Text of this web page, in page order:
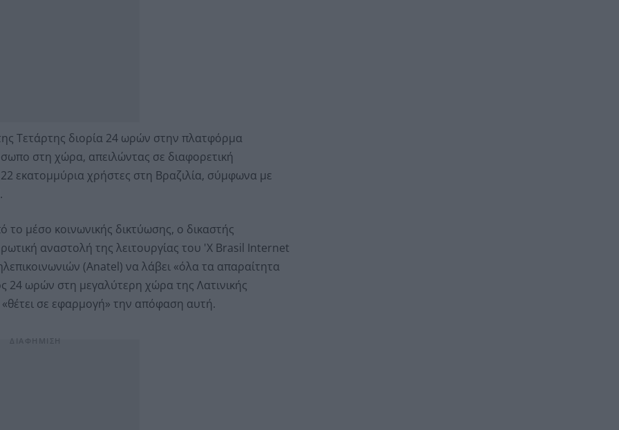
Τετάρτης διορία 24 ωρών στην πλατφόρμα
στη χώρα, απειλώντας σε διαφορετική
εκατομμύρια χρήστες στη Βραζιλία, σύμφωνα με
μέσο κοινωνικής δικτύωσης, ο δικαστής
αναστολή της λειτουργίας του 'X Brasil Internet
(Anatel) να λάβει «όλα τα απαραίτητα
24 ωρών στη μεγαλύτερη χώρα της Λατινικής
σε εφαρμογή» την απόφαση αυτή.